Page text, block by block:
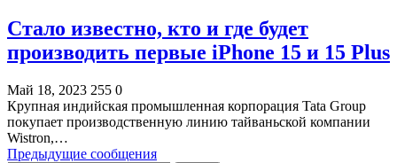
Стало известно, кто и где будет
производить первые iPhone 15 и 15 Plus
Май 18, 2023 255 0
Крупная индийская промышленная корпорация Tata Group
покупает производственную линию тайваньской компании
Wistron,…
Предыдущие сообщения